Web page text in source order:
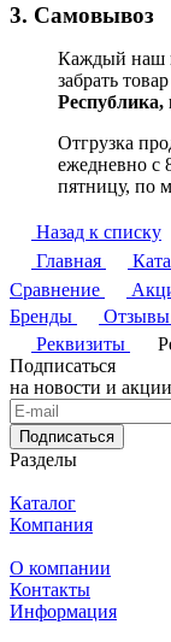
3. Самовывоз
Каждый наш
забрать
Республика,
Отгрузка
ежедневно с
пятницу, по
Назад к списку
Главная
Сравнение
Бренды
Отзывы
Реквизиты
Подписаться
на новости и акции
Подписаться
Разделы
Каталог
Компания
О компании
Контакты
Информация